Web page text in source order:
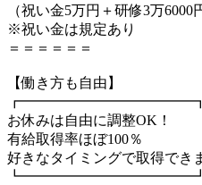
（祝い金5万円＋研修3万6000
※祝い金は規定あり
＝＝＝＝＝＝
【働き方も自由】
┏━━━━━━━━━━━━┓
お休みは自由に調整OK！
有給取得率ほぼ100％
好きなタイミングで取得でき
┗━━━━━━━━━━━━┛